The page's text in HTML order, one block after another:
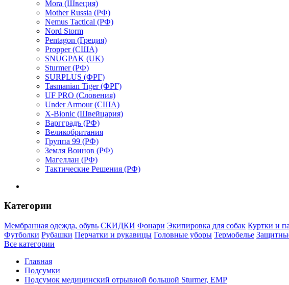
Mora (Швеция)
Mother Russia (РФ)
Nemus Tactical (РФ)
Nord Storm
Pentagon (Греция)
Propper (США)
SNUGPAK (UK)
Sturmer (РФ)
SURPLUS (ФРГ)
Tasmanian Tiger (ФРГ)
UF PRO (Словения)
Under Armour (США)
X-Bionic (Швейцария)
Варгградъ (РФ)
Великобритания
Группа 99 (РФ)
Земля Воинов (РФ)
Магеллан (РФ)
Тактические Решения (РФ)
Категории
Мембранная одежда, обувь СКИДКИ Фонари Экипировка для собак Куртки и
Футболки Рубашки Перчатки и рукавицы Головные уборы Термобелье
Все категории
Главная
Подсумки
Подсумок медицинский отрывной большой Sturmer, ЕМР